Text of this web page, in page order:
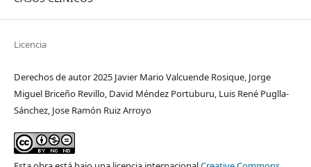
Licencia
Derechos de autor 2025 Javier Mario Valcuende Rosique, Jorge
Miguel Briceño Revillo, David Méndez Portuburu, Luis René Puglla-
Sánchez, Jose Ramón Ruiz Arroyo